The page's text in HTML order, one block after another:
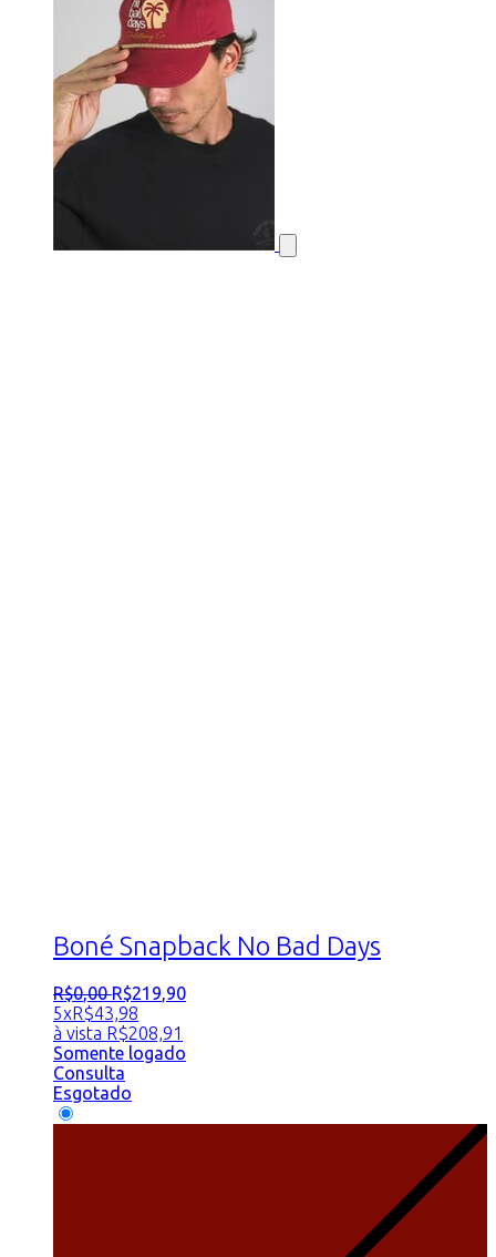
Boné Snapback No Bad Days
R$0,00 R$219,90
5xR$43,98
à vista R$208,91
Somente logado
Consulta
Esgotado